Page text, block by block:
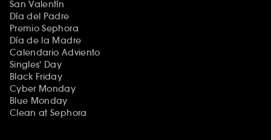
San Valentín
Día del Padre
Premio Sephora
Día de la Madre
Calendario Adviento
Singles' Day
Black Friday
Cyber Monday
Blue Monday
Clean at Sephora